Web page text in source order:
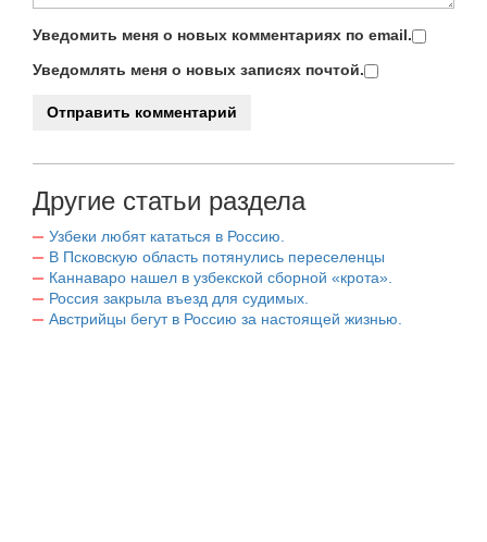
Уведомить меня о новых комментариях по email.
Уведомлять меня о новых записях почтой.
Другие статьи раздела
Узбеки любят кататься в Россию.
В Псковскую область потянулись переселенцы
Каннаваро нашел в узбекской сборной «крота».
Россия закрыла въезд для судимых.
Австрийцы бегут в Россию за настоящей жизнью.